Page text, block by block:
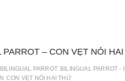
PARROT – CON VẸT NÓI
BILINGUAL PARROT BILINGUAL PARROT -
CON VẸT NÓI HAI THỨ